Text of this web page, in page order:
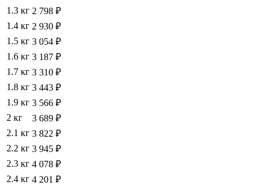
1.3 кг 2 798 ₽
1.4 кг 2 930 ₽
1.5 кг 3 054 ₽
1.6 кг 3 187 ₽
1.7 кг 3 310 ₽
1.8 кг 3 443 ₽
1.9 кг 3 566 ₽
2 кг
3 689 ₽
2.1 кг 3 822 ₽
2.2 кг 3 945 ₽
2.3 кг 4 078 ₽
2.4 кг 4 201 ₽